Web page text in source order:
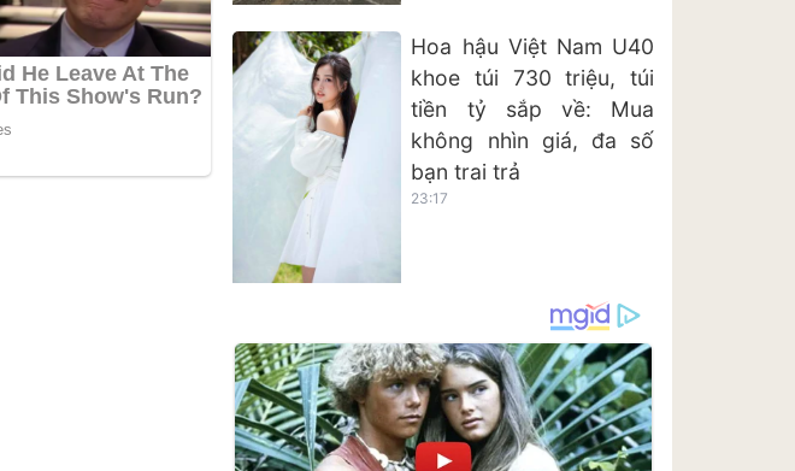
Hoa hậu Việt Nam U40
khoe túi 730 triệu, túi
tiền tỷ sắp về: Mua
không nhìn giá, đa số
bạn trai trả
23:17